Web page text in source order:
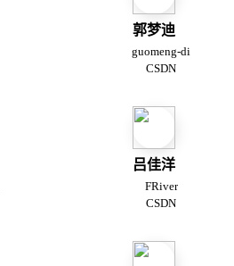
郭梦迪
guomeng-di
CSDN
吕佳洋
FRiver
CSDN